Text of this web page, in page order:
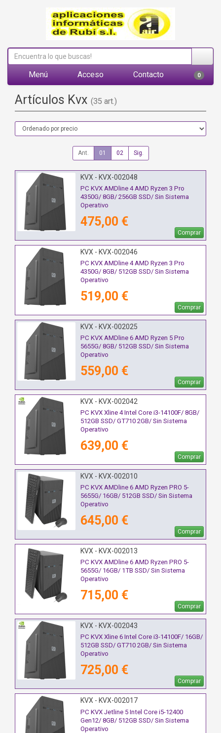
Menú Acceso Contacto 0
Artículos Kvx (35 art.)
Ant. 01 02 Sig.
KVX - KVX-002048
PC KVX AMDline 4 AMD Ryzen 3 Pro
4350G/ 8GB/ 256GB SSD/ Sin Sistema
Operativo
475,00 €
Comprar
KVX - KVX-002046
PC KVX AMDline 4 AMD Ryzen 3 Pro
4350G/ 8GB/ 512GB SSD/ Sin Sistema
Operativo
519,00 €
Comprar
KVX - KVX-002025
PC KVX AMDline 6 AMD Ryzen 5 Pro
5655G/ 8GB/ 512GB SSD/ Sin Sistema
Operativo
559,00 €
Comprar
KVX - KVX-002042
PC KVX Xline 4 Intel Core i3-14100F/ 8GB/
512GB SSD/ GT710 2GB/ Sin Sistema
Operativo
639,00 €
Comprar
KVX - KVX-002010
PC KVX AMDline 6 AMD Ryzen PRO 5-
5655G/ 16GB/ 512GB SSD/ Sin Sistema
Operativo
645,00 €
Comprar
KVX - KVX-002013
PC KVX AMDline 6 AMD Ryzen PRO 5-
5655G/ 16GB/ 1TB SSD/ Sin Sistema
Operativo
715,00 €
Comprar
KVX - KVX-002043
PC KVX Xline 6 Intel Core i3-14100F/ 16GB/
512GB SSD/ GT710 2GB/ Sin Sistema
Operativo
725,00 €
Comprar
KVX - KVX-002017
PC KVX Jetline 5 Intel Core i5-12400
Gen12/ 8GB/ 512GB SSD/ Sin Sistema
Operativo